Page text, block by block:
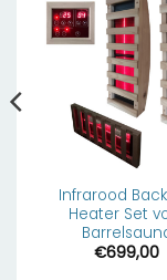
Infrarood
Heater Set
€699,00